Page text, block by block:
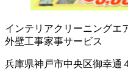
インテリアクリーニングエ
外壁工事家事サービス
兵庫県神戸市中央区御幸通